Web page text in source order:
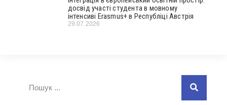
досвід участі студента в мовному
інтенсиві Erasmus+ в Республіці Австрія
29.07.2026